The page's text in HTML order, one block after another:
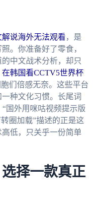
说海外无法观看 ，是
。你准备好了零食，
中文战术分析，却只
在韩国看CCTV5世界杯
们倍感无奈。这些平台
种文化习惯。长尾词
国外用咪咕视频提示版
圈加载”描述的正是这
低，只关乎一份简单
择一款真正